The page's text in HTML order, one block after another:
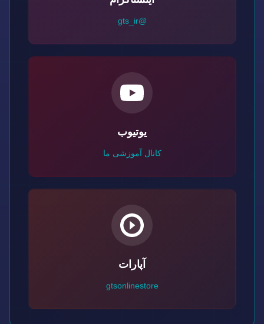
@gts_ir
یوتیوب
کانال آموزشی ما
آپارات
gtsonlinestore